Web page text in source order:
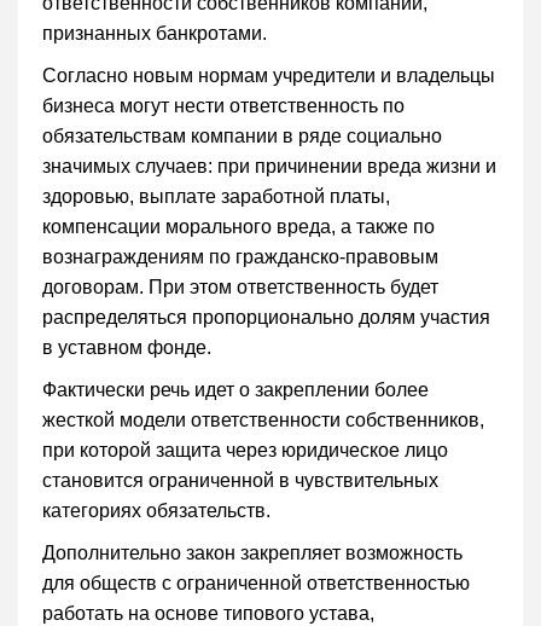
признанных банкротами.
Согласно новым нормам учредители и владельцы
бизнеса могут нести ответственность по
обязательствам компании в ряде социально
значимых случаев: при причинении вреда жизни и
здоровью, выплате заработной платы,
компенсации морального вреда, а также по
вознаграждениям по гражданско-правовым
договорам. При этом ответственность будет
распределяться пропорционально долям участия
в уставном фонде.
Фактически речь идет о закреплении более
жесткой модели ответственности собственников,
при которой защита через юридическое лицо
становится ограниченной в чувствительных
категориях обязательств.
Дополнительно закон закрепляет возможность
для обществ с ограниченной ответственностью
работать на основе типового устава,